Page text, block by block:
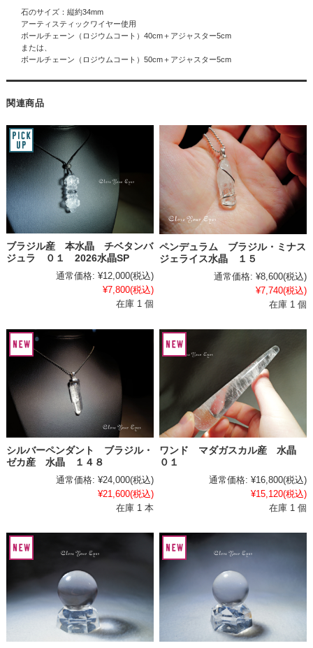
石のサイズ：縦約34mm
アーティスティックワイヤー使用
ボールチェーン（ロジウムコート）40cm＋アジャスター5cm
または、
ボールチェーン（ロジウムコート）50cm＋アジャスター5cm
関連商品
ブラジル産 本水晶 チベタンバ
ジュラ ０１ 2026水晶SP
通常価格: ¥12,000(税込)
¥7,800(税込)
在庫 1 個
ペンデュラム ブラジル・ミナス
ジェライス水晶 １５
通常価格: ¥8,600(税込)
¥7,740(税込)
在庫 1 個
シルバーペンダント ブラジル・
ゼカ産 水晶 １４８
通常価格: ¥24,000(税込)
¥21,600(税込)
在庫 1 本
ワンド マダガスカル産 水晶
０１
通常価格: ¥16,800(税込)
¥15,120(税込)
在庫 1 個